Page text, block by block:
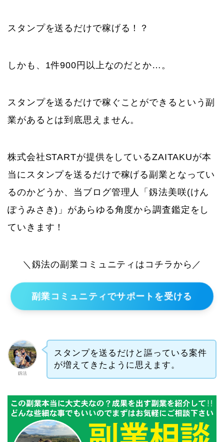
スタンプを送るだけで稼げる！？
しかも、1件900円以上なのだとか…。
スタンプを送るだけで稼ぐことができるという副
業があるとは到底思えません。
株式会社STARTが提供をしているZAITAKUが本
当にスタンプを送るだけで稼げる副業となってい
るのかどうか、当ブログ管理人「釼法美咲(けん
ぽうみさき)」があらゆる角度から調査鑑定をし
ていきます！
＼釼法の副業コミュニティはコチラから／
副業コミュニティでサポートを受ける
釼法
スタンプを送るだけと謳っている案件
が増えてきたように思えます。